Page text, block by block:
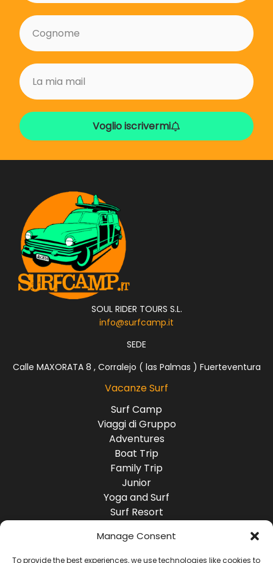
Manage Consent
To provide the best experiences, we use technologies like cookies to
Voglio iscrivermi
SOUL RIDER TOURS S.L.
info@surfcamp.it
SEDE
Calle MAXORATA 8 , Corralejo ( las Palmas ) Fuerteventura
Vacanze Surf
Surf Camp
Viaggi di Gruppo
Adventures
Boat Trip
Family Trip
Junior
Yoga and Surf
Surf Resort
Destinazioni